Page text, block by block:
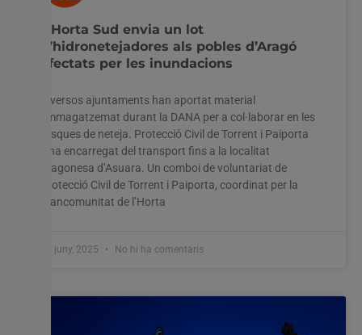
L’Horta Sud envia un lot
d’hidronetejadores als pobles d’Aragó
afectats per les inundacions
Diversos ajuntaments han aportat material
emmagatzemat durant la DANA per a col·laborar en les
tasques de neteja. Protecció Civil de Torrent i Paiporta
s’ha encarregat del transport fins a la localitat
aragonesa d’Asuara. Un comboi de voluntariat de
Protecció Civil de Torrent i Paiporta, coordinat per la
Mancomunitat de l’Horta
17 juny, 2025 No hi ha comentaris